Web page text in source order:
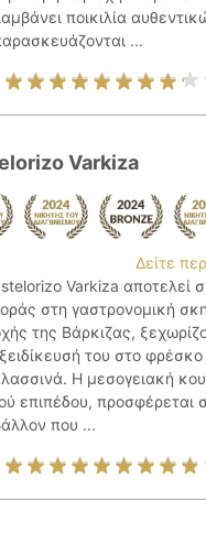
ποικιλία
...
Varkiza
Δείτε
Varkiza αποτελεί
στη γαστρονομική
της Βάρκιζας,
του στο φρέσκο
Η μεσογειακή
επιπέδου, προσφέρεται
που ...